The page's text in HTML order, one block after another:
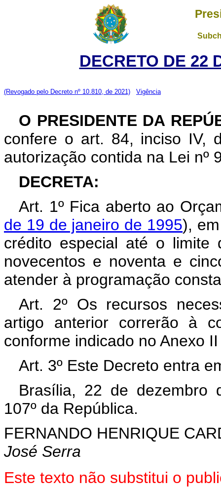
DECRETO DE 22
(Revogado pelo Decreto nº 10.810, de 2021) Vigência
O PRESIDENTE DA
confere o art. 84, inciso IV,
autorização contida na Lei nº
DECRETA:
Art. 1º Fica aberto ao
de 19 de janeiro de 1995),
crédito especial até o limite
novecentos e noventa e
atender à programação
Art. 2º Os recursos
artigo anterior correrão à
conforme indicado no Anexo
Art. 3º Este Decreto entra
Brasília, 22 de dezembro
107º da República.
FERNANDO HENRIQUE
José Serra
Este texto não substitui o